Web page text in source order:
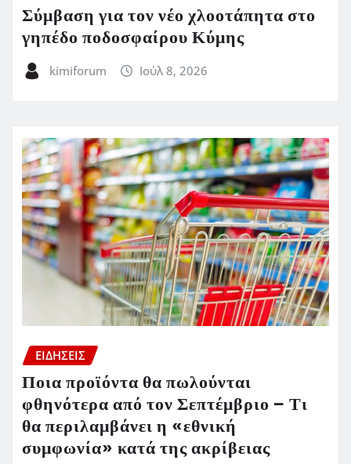
Σύμβαση για τον νέο χλοοτάπητα στο
γηπέδο ποδοσφαίρου Κύμης
kimiforum Ιούλ 8, 2026
ΕΙΔΗΣΕΙΣ
Ποια προϊόντα θα πωλούνται
φθηνότερα από τον Σεπτέμβριο – Τι
θα περιλαμβάνει η «εθνική
συμφωνία» κατά της ακρίβειας